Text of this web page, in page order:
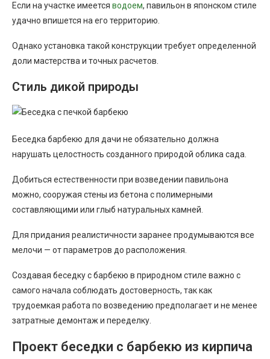
Если на участке имеется водоем, павильон в японском стиле
удачно впишется на его территорию.
Однако установка такой конструкции требует определенной
доли мастерства и точных расчетов.
Стиль дикой природы
Беседка барбекю для дачи не обязательно должна
нарушать целостность созданного природой облика сада.
Добиться естественности при возведении павильона
можно, сооружая стены из бетона с полимерными
составляющими или глыб натуральных камней.
Для придания реалистичности заранее продумываются все
мелочи — от параметров до расположения.
Создавая беседку с барбекю в природном стиле важно с
самого начала соблюдать достоверность, так как
трудоемкая работа по возведению предполагает и не менее
затратные демонтаж и переделку.
Проект беседки с барбекю из кирпича